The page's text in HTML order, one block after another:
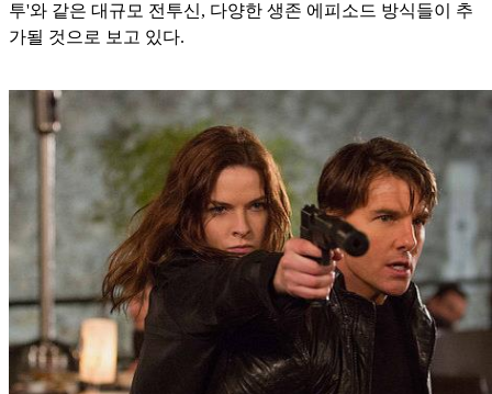
투'와 같은 대규모 전투신, 다양한 생존 에피소드 방식들이 추
가될 것으로 보고 있다.